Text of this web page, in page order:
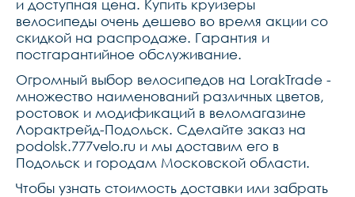
и доступная цена. Купить круизеры
велосипеды очень дешево во время акции со
скидкой на распродаже. Гарантия и
постгарантийное обслуживание.
Огромный выбор велосипедов на LorakTrade -
множество наименований различных цветов,
ростовок и модификаций в веломагазине
Лорактрейд-Подольск. Сделайте заказ на
podolsk.777velo.ru и мы доставим его в
Подольск и городам Московской области.
Чтобы узнать стоимость доставки или забрать